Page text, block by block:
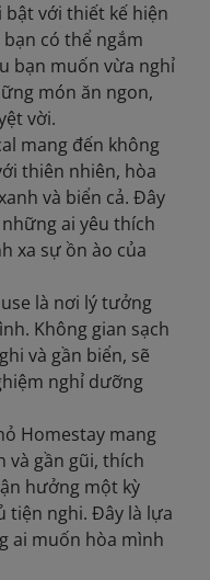
bật với thiết kế hiện
có thể ngắm
bạn muốn vừa nghỉ
món ăn ngon,
vời.
mang đến không
thiên nhiên, hòa
và biển cả. Đây
ai yêu thích
xa sự ồn ào của
là nơi lý tưởng
Không gian sạch
và gần biển, sẽ
nghỉ dưỡng
Homestay mang
và gần gũi, thích
hưởng một kỳ
tiện nghi. Đây là lựa
ai muốn hòa mình